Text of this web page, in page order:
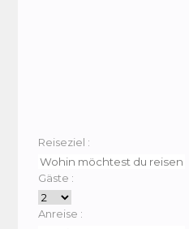
Reiseziel :
Gäste :
Anreise :